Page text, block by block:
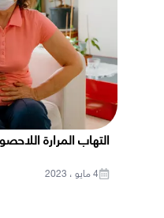
التهاب المرارة
4 مايو ، 2023